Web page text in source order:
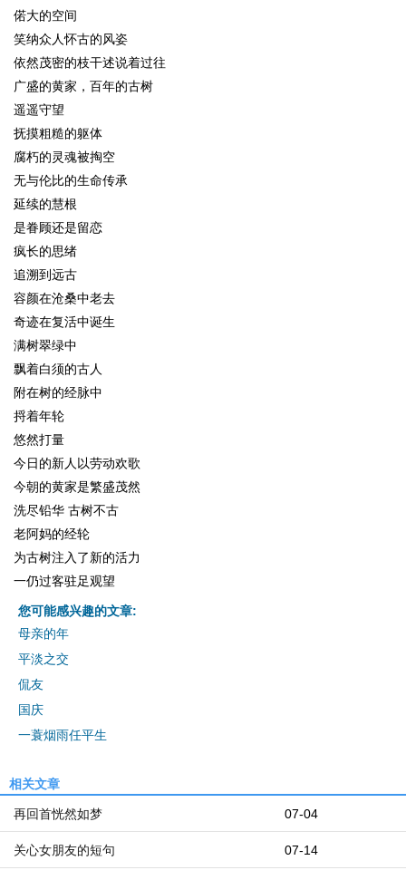
偌大的空间
笑纳众人怀古的风姿
依然茂密的枝干述说着过往
广盛的黄家，百年的古树
遥遥守望
抚摸粗糙的躯体
腐朽的灵魂被掏空
无与伦比的生命传承
延续的慧根
是眷顾还是留恋
疯长的思绪
追溯到远古
容颜在沧桑中老去
奇迹在复活中诞生
满树翠绿中
飘着白须的古人
附在树的经脉中
捋着年轮
悠然打量
今日的新人以劳动欢歌
今朝的黄家是繁盛茂然
洗尽铅华 古树不古
老阿妈的经轮
为古树注入了新的活力
一仍过客驻足观望
您可能感兴趣的文章:
母亲的年
平淡之交
侃友
国庆
一蓑烟雨任平生
相关文章
07-04
再回首恍然如梦
07-14
关心女朋友的短句